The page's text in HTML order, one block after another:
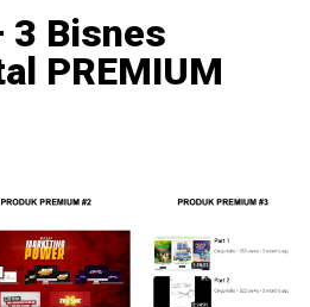
3 Bisnes
PREMIUM